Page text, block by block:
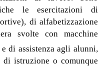
le esercitazioni di
di alfabetizzazione
svolte con macchine
e di assistenza agli alunni,
istruzione o comunque